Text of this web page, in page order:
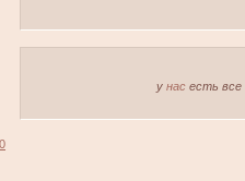
у насесть все
0